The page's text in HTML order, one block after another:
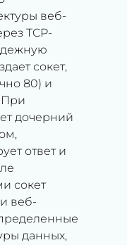
веб-
TCP-
сокет,
80) и
При
дочерний
ответ и
сокет
веб-
данных,